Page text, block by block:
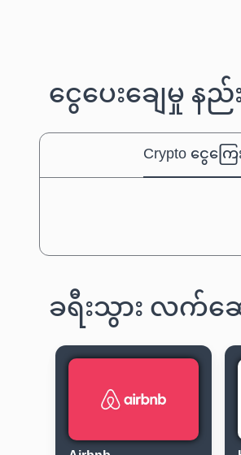
ငွေပေးချေမှု နည်
Crypto ငွေကြေ
ခရီးသွား လက်